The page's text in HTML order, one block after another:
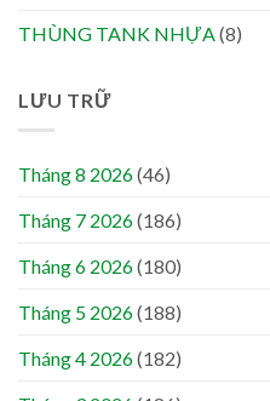
THÙNG TANK NHỰA(8)
LƯU TRỮ
Tháng 8 2026(46)
Tháng 7 2026(186)
Tháng 6 2026(180)
Tháng 5 2026(188)
Tháng 4 2026(182)